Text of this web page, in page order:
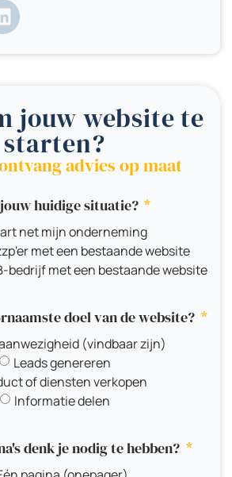
jouw website te
starten?
advies op maat
huidige situatie?
net mijn onderneming
met een bestaande website
bedrijf met een bestaande website
doel van de website?
(vindbaar zijn)
Leads genereren
of diensten verkopen
Informatie delen
denk je nodig te hebben?